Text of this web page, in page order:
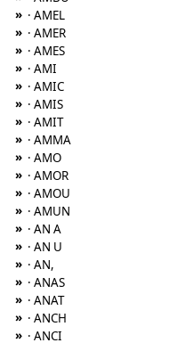
» · AMEL
» · AMER
» · AMES
» · AMI
» · AMIC
» · AMIS
» · AMIT
» · AMMA
» · AMO
» · AMOR
» · AMOU
» · AMUN
» · AN A
» · AN U
» · AN,
» · ANAS
» · ANAT
» · ANCH
» · ANCI